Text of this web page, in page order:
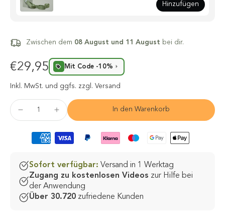
Hinzufügen
Zwischen dem 08 August und 11 August bei dir.
€29,95 Mit Code -10%
Inkl. MwSt. und ggfs. zzgl. Versand
In den Warenkorb
Sofort verfügbar: Versand in 1 Werktag
Zugang zu kostenlosen Videos zur Hilfe bei
der Anwendung
Über 30.720 zufriedene Kunden